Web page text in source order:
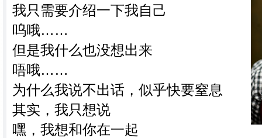
我只需要介绍一下我自己
呜哦……
但是我什么也没想出来
唔哦……
为什么我说不出话，似乎快要窒息
其实，我只想说
嘿，我想和你在一起